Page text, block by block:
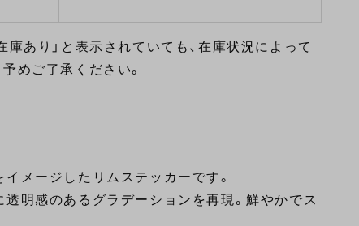
あり」と表示されていても、在庫状況によって
めご了承ください。
メージしたリムステッカーです。
明感のあるグラデーションを再現。鮮やかでス